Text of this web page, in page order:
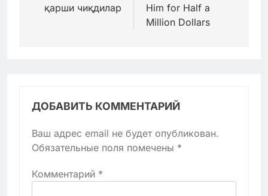
қарши чиқдилар
Him for Half a
Million Dollars
ДОБАВИТЬ КОММЕНТАРИЙ
Ваш адрес email не будет опубликован.
Обязательные поля помечены *
Комментарий *